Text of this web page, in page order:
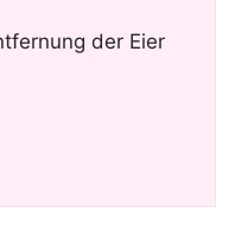
der Eier